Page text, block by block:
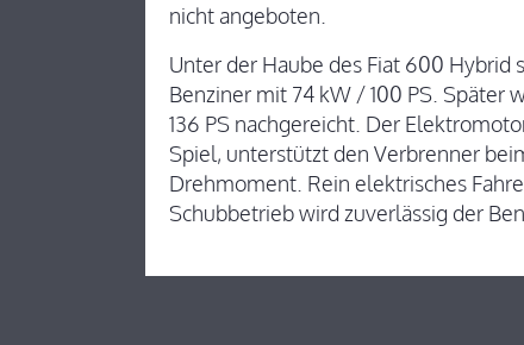
nicht angeboten.
Unter der Haube des Fiat 600 Hybrid
Benziner mit 74 kW / 100 PS. Später
136 PS nachgereicht. Der
Spiel, unterstützt den Verbrenner
Drehmoment. Rein elektrisches
Schubbetrieb wird zuverlässig der